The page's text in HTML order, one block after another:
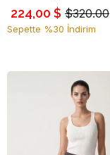
$320.00
224,00 $
Sepette %30 İndirim